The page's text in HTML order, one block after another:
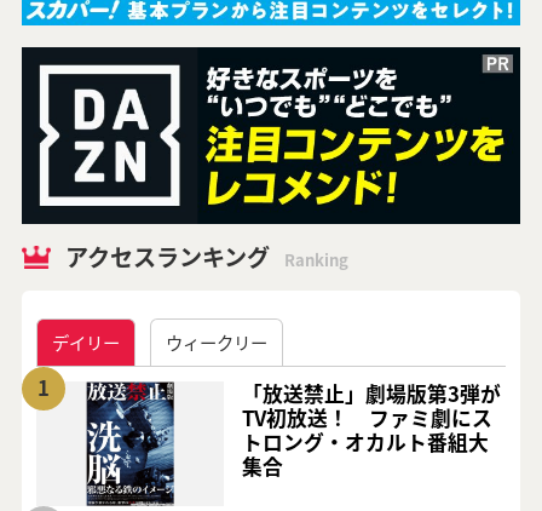
アクセスランキング Ranking
デイリー ウィークリー
1
「放送禁止」劇場版第3弾が
TV初放送！ ファミ劇にス
トロング・オカルト番組大
集合